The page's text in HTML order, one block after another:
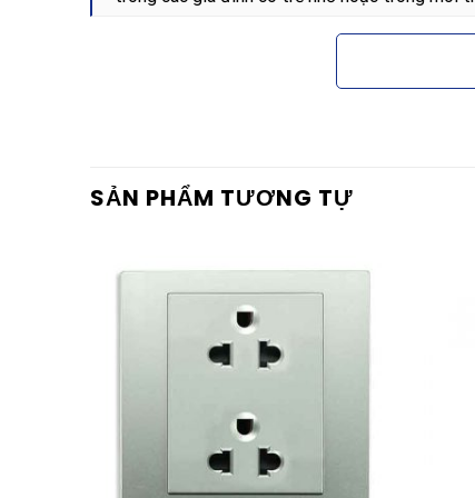
<\p>Thứ hai, sản phẩm giúp việc quản lý hệ
<\h2>Ứng dụng thực tế của sản phẩm
8430SNRD_BZ_G19 được ứng dụng rộng rãi
<\li><\strong>Dân dụng: Lắp đặt trên các
hiệu nguồn điện cho các thiết bị công suất lớn
<\li><\strong>Tòa nhà văn phòng: Sử dụng
thuật để giám sát trạng thái nguồn.
SẢN PHẨM TƯƠNG TỰ